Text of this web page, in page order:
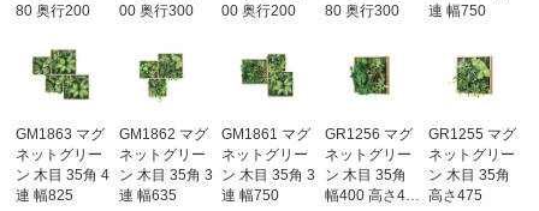
80 奥行200
00 奥行300
00 奥行200
80 奥行300
連 幅750
GM1863 マグ
ネットグリー
ン 木目 35角 4
連 幅825
GM1862 マグ
ネットグリー
ン 木目 35角 3
連 幅635
GM1861 マグ
ネットグリー
ン 木目 35角 3
連 幅750
GR1256 マグ
ネットグリー
ン 木目 35角
幅400 高さ4…
GR1255 マグ
ネットグリー
ン 木目 35角
高さ475